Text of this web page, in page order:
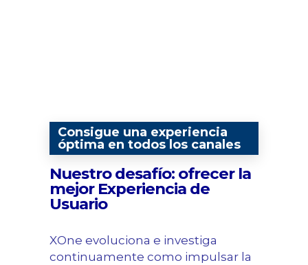
Consigue una experiencia
óptima en todos los canales
Nuestro desafío: ofrecer la
mejor Experiencia de
Usuario
XOne evoluciona e investiga
continuamente como impulsar la